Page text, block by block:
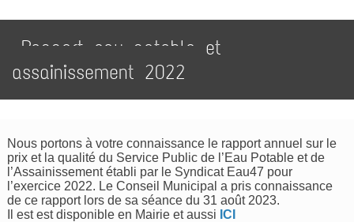
Rapport eau potable et
assainissement 2022
Nous portons à votre connaissance le rapport annuel sur le
prix et la qualité du Service Public de l’Eau Potable et de
l’Assainissement établi par le Syndicat Eau47 pour
l’exercice 2022. Le Conseil Municipal a pris connaissance
de ce rapport lors de sa séance du 31 août 2023.
Il est est disponible en Mairie et aussi ICI